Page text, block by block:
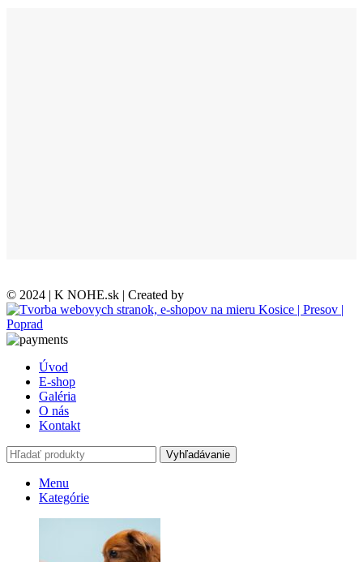
© 2024 | K NOHE.sk | Created by
Úvod
E-shop
Galéria
O nás
Kontakt
Vyhľadávanie
Menu
Kategórie